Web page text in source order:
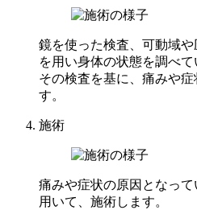
鏡を使った検査、可動域
を用い身体の状態を調べて
その検査を基に、痛みや
す。
施術
痛みや症状の原因となっ
用いて、施術します。